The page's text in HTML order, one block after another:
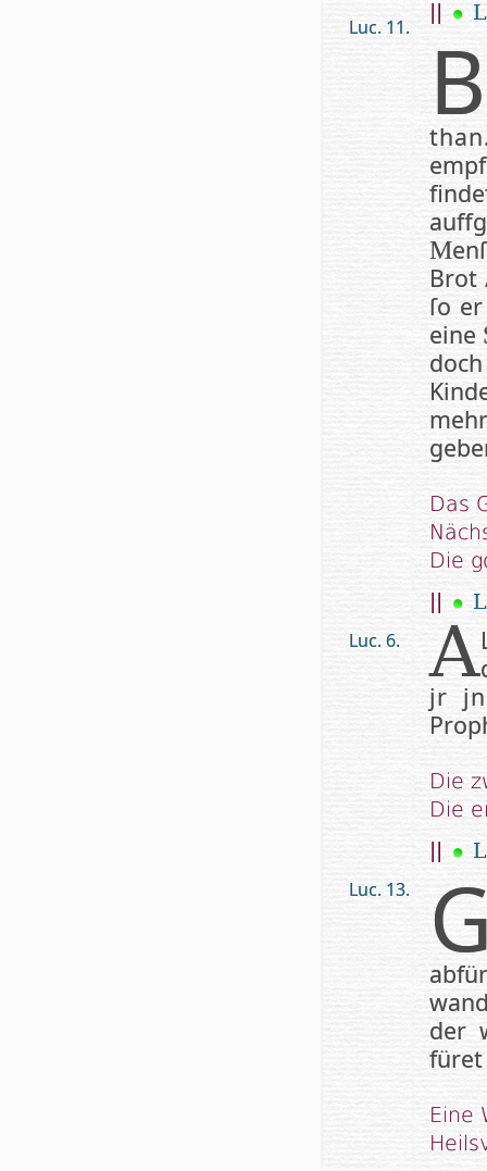
Luc. 11. B
M
ſo
eine
Das
Die
Luc. 6. A
jr
Die
Die
Luc. 13.
der
Eine